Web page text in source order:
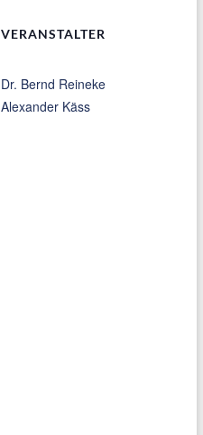
VERANSTALTER
Dr. Bernd Reineke
Alexander Käss